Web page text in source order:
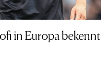
in Europa bekennt